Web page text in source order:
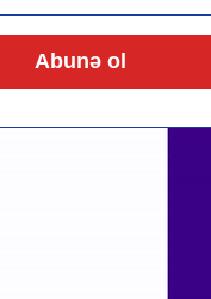
Abunə ol